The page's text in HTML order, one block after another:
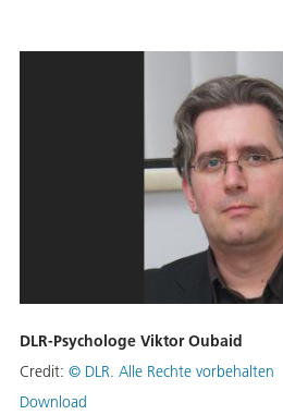
DLR-Psychologe Viktor Oubaid
Credit: © DLR. Alle Rechte vorbehalten
Download